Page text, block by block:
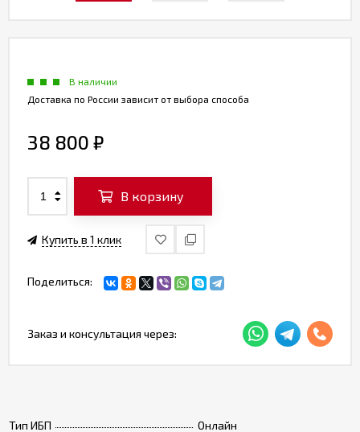
Тип ИБП
Онлайн
В наличии
Доставка по России зависит от выбора способа
38 800 ₽
В корзину
Купить в 1 клик
Поделиться:
Заказ и консультация через: